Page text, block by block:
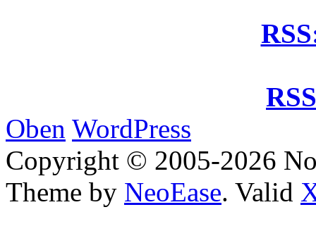
Oben WordPress
Copyright © 2005-2026
Theme by NeoEase. Valid